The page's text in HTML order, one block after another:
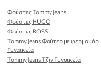
Φούστες Tommy Jeans
Φούστες HUGO
Φούστες BOSS
Tommy Jeans Φούτερ με φερμουάρ
Γυναικεία
Tommy Jeans Τζιν Γυναικεία